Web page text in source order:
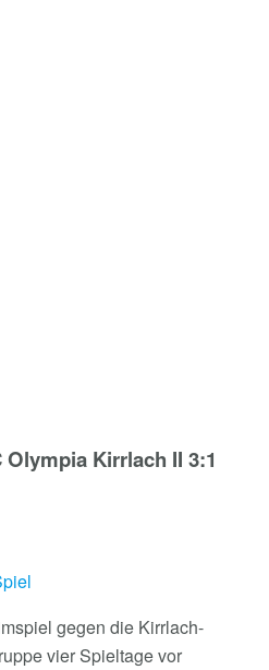
Kirrlach II 3:1
gegen die Kirrlach-
vier Spieltage vor